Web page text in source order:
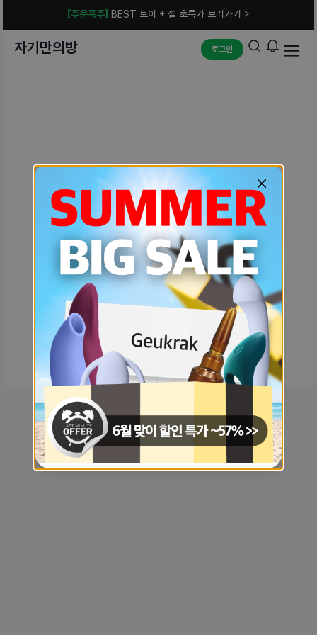
[주문폭주] BEST 토이 + 젤 초특가 보러가기 >
자기만의방 로그인
예상치 못한 에러입니다.